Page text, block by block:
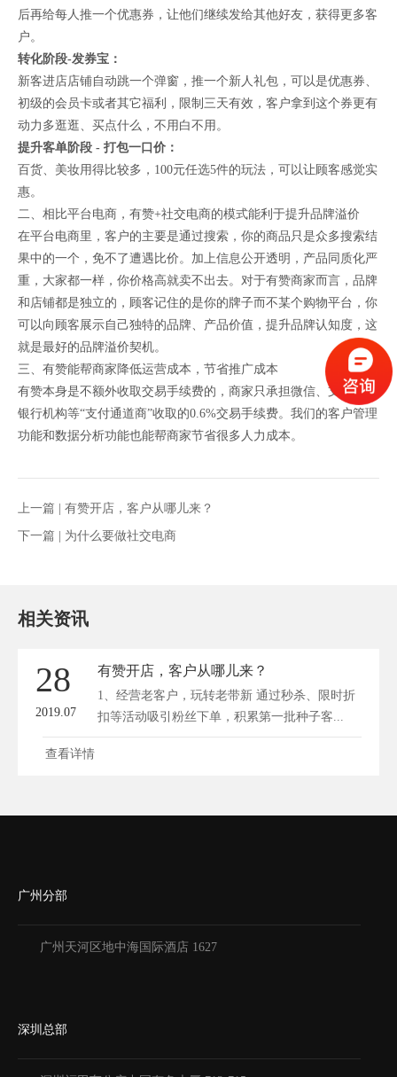
后再给每人推一个优惠券，让他们继续发给其他好友，获得更多客
户。
转化阶段-发券宝：
新客进店店铺自动跳一个弹窗，推一个新人礼包，可以是优惠券、
初级的会员卡或者其它福利，限制三天有效，客户拿到这个券更有
动力多逛逛、买点什么，不用白不用。
提升客单阶段 - 打包一口价：
百货、美妆用得比较多，100元任选5件的玩法，可以让顾客感觉实
惠。
二、相比平台电商，有赞+社交电商的模式能利于提升品牌溢价
在平台电商里，客户的主要是通过搜索，你的商品只是众多搜索结
果中的一个，免不了遭遇比价。加上信息公开透明，产品同质化严
重，大家都一样，你价格高就卖不出去。对于有赞商家而言，品牌
和店铺都是独立的，顾客记住的是你的牌子而不某个购物平台，你
可以向顾客展示自己独特的品牌、产品价值，提升品牌认知度，这
就是最好的品牌溢价契机。
三、有赞能帮商家降低运营成本，节省推广成本
有赞本身是不额外收取交易手续费的，商家只承担微信、支付宝、
银行机构等“支付通道商”收取的0.6%交易手续费。我们的客户管理
功能和数据分析功能也能帮商家节省很多人力成本。
上一篇 | 有赞开店，客户从哪儿来？
下一篇 | 为什么要做社交电商
相关资讯
28
2019.07
有赞开店，客户从哪儿来？
1、经营老客户，玩转老带新 通过秒杀、限时折
扣等活动吸引粉丝下单，积累第一批种子客...
查看详情
广州分部
广州天河区地中海国际酒店 1627
深圳总部